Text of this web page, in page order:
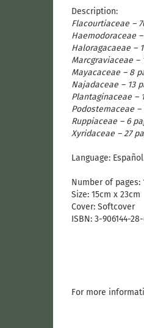
Description:
Flacourtiaceae –
Haemodoraceae
Haloragacaeae –
Marcgraviaceae –
Mayacaceae – 8
Najadaceae – 13
Plantaginaceae –
Podostemaceae –
Ruppiaceae – 6
Xyridaceae – 27
Language: Español
Number of pages:
Size: 15cm x 23cm
Cover: Softcover
ISBN: 3-906144-
For more